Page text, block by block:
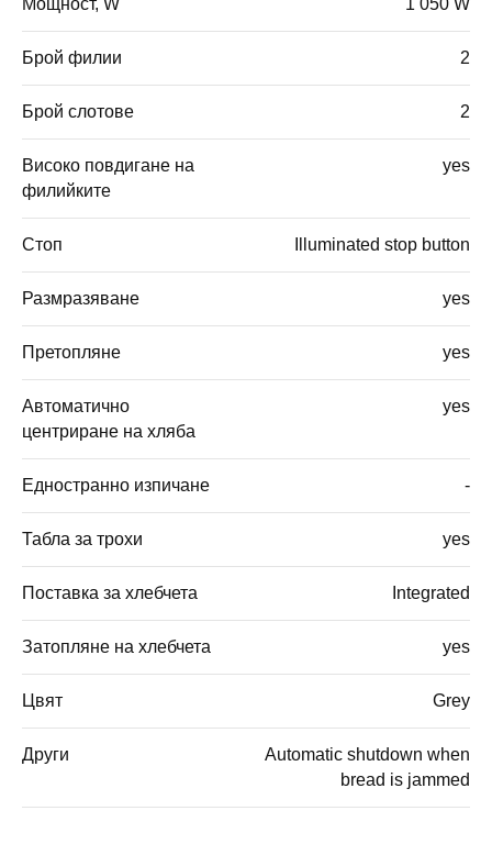
Брой филии 2
Брой слотове 2
Високо повдигане на
филийките
yes
Стоп Illuminated stop button
Размразяване yes
Претопляне yes
Автоматично
центриране на хляба
yes
Едностранно изпичане -
Табла за трохи yes
Поставка за хлебчета Integrated
Затопляне на хлебчета yes
Цвят Grey
Други
Automatic shutdown when
bread is jammed